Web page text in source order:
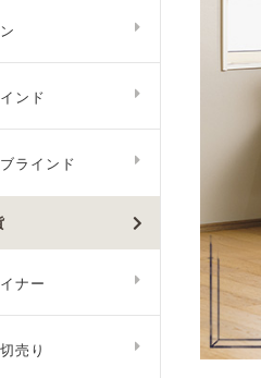
ンド
ラインド
ナー
売り